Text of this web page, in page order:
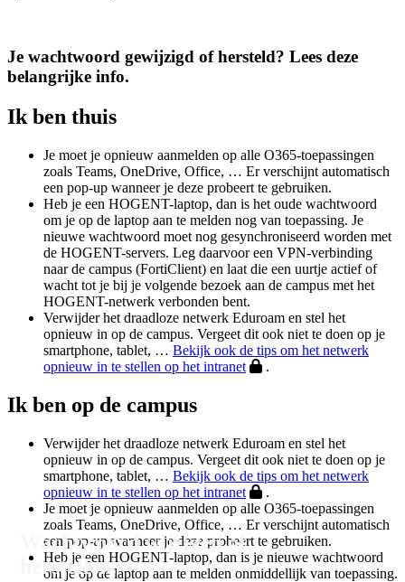
Wachtwoord wijzigen of
herstellen.
Je wachtwoord gewijzigd of hersteld? Lees deze
belangrijke info.
Ik ben thuis
Je moet je opnieuw aanmelden op alle O365-toepassingen
zoals Teams, OneDrive, Office, … Er verschijnt automatisch
een pop-up wanneer je deze probeert te gebruiken.
Heb je een HOGENT-laptop, dan is het oude wachtwoord
om je op de laptop aan te melden nog van toepassing. Je
nieuwe wachtwoord moet nog gesynchroniseerd worden met
de HOGENT-servers. Leg daarvoor een VPN-verbinding
naar de campus (FortiClient) en laat die een uurtje actief of
wacht tot je bij je volgende bezoek aan de campus met het
HOGENT-netwerk verbonden bent.
Verwijder het draadloze netwerk Eduroam en stel het
opnieuw in op de campus. Vergeet dit ook niet te doen op je
smartphone, tablet, … Bekijk ook de tips om het netwerk
opnieuw in te stellen op het intranet
.
Ik ben op de campus
Verwijder het draadloze netwerk Eduroam en stel het
opnieuw in op de campus. Vergeet dit ook niet te doen op je
smartphone, tablet, … Bekijk ook de tips om het netwerk
opnieuw in te stellen op het intranet
.
Je moet je opnieuw aanmelden op alle O365-toepassingen
zoals Teams, OneDrive, Office, … Er verschijnt automatisch
een pop-up wanneer je deze probeert te gebruiken.
Heb je een HOGENT-laptop, dan is je nieuwe wachtwoord
om je op de laptop aan te melden onmiddellijk van toepassing.